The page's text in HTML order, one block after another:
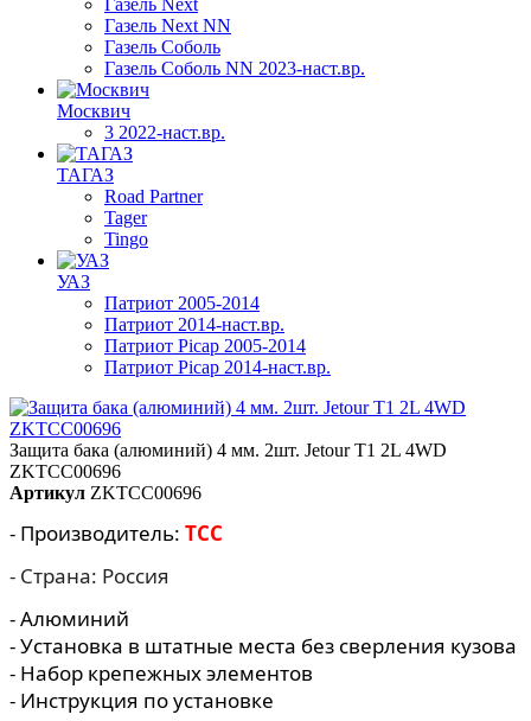
Газель Next NN
Газель Соболь
Газель Соболь NN 2023-наст.вр.
Москвич
3 2022-наст.вр.
ТАГАЗ
Road Partner
Tager
Tingo
УАЗ
Патриот 2005-2014
Патриот 2014-наст.вр.
Патриот Picap 2005-2014
Патриот Picap 2014-наст.вр.
Защита бака (алюминий) 4 мм. 2шт. Jetour T1 2L 4WD
ZKTCC00696
Артикул ZKTCC00696
- Производитель: TCC
- Страна: Россия
- Алюминий
- Установка в штатные места без сверления кузова
- Набор крепежных элементов
- Инструкция по установке